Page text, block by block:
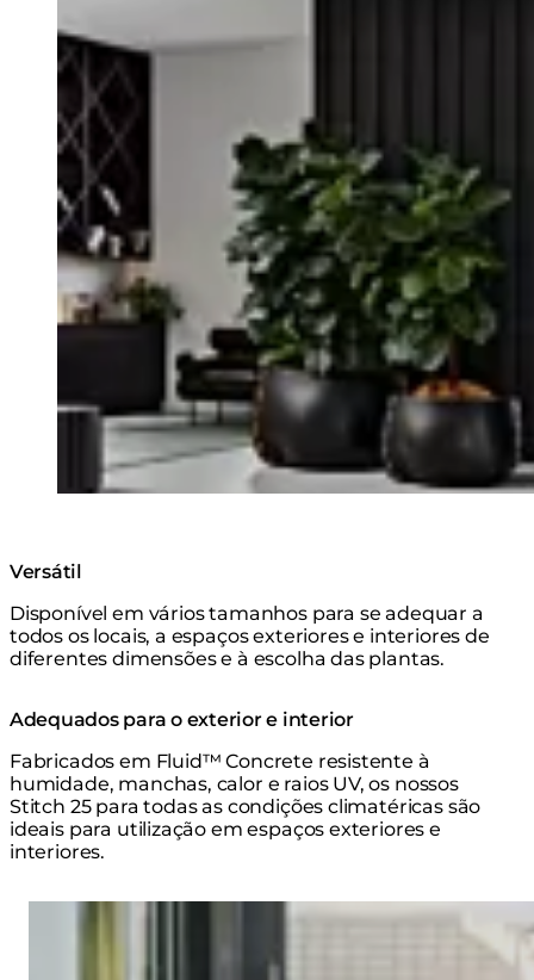
Versátil
Disponível em vários tamanhos para se adequar a
todos os locais, a espaços exteriores e interiores de
diferentes dimensões e à escolha das plantas.
Adequados para o exterior e interior
Fabricados em Fluid™ Concrete resistente à
humidade, manchas, calor e raios UV, os nossos
Stitch 25 para todas as condições climatéricas são
ideais para utilização em espaços exteriores e
interiores.